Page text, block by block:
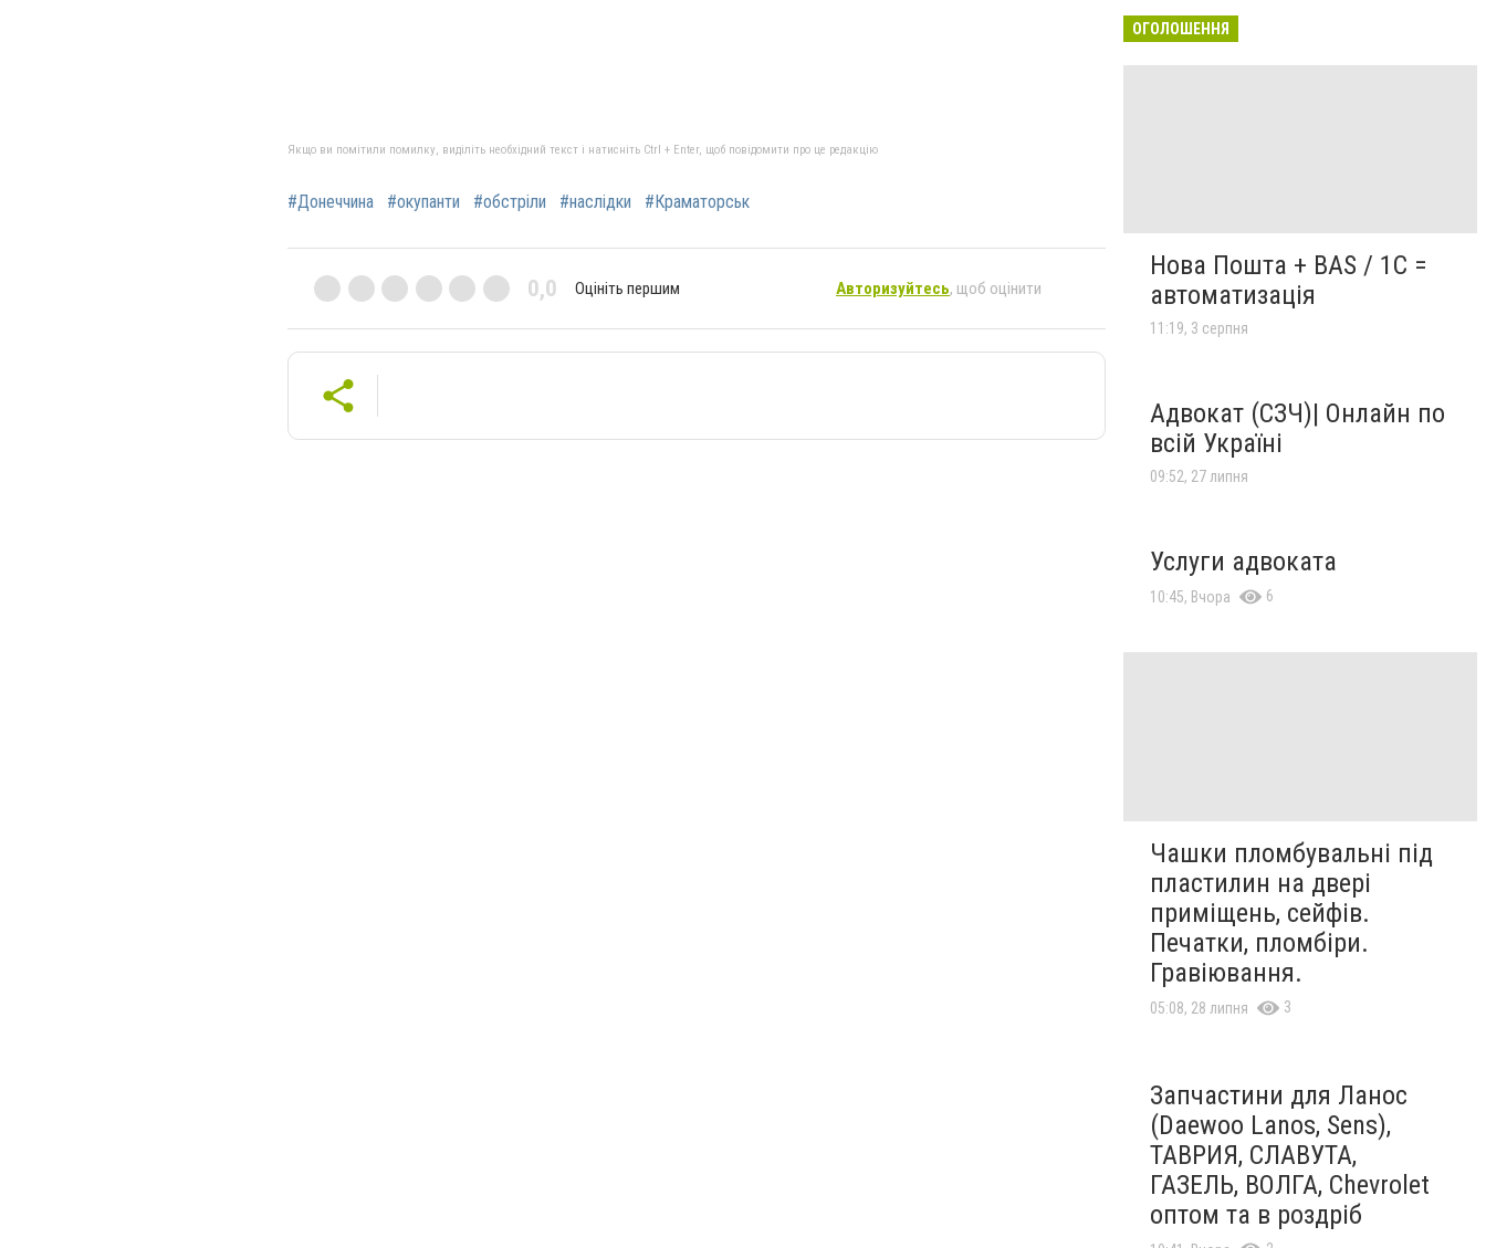
Якщо ви помітили помилку, виділіть необхідний текст і натисніть Ctrl + Enter, щоб повідомити про це редакцію
#Донеччина #окупанти #обстріли #наслідки #Краматорськ
0,0 Оцініть першим Авторизуйтесь, щоб оцінити
ОГОЛОШЕННЯ
Нова Пошта + BAS / 1C =
автоматизація
11:19, 3 серпня
Адвокат (СЗЧ)| Онлайн по
всій Україні
09:52, 27 липня
Услуги адвоката
10:45, Вчора 6
Чашки пломбувальні під
пластилин на двері
приміщень, сейфів.
Печатки, пломбіри.
Гравіювання.
05:08, 28 липня 3
Запчастини для Ланос
(Daewoo Lanos, Sens),
ТАВРИЯ, СЛАВУТА,
ГАЗЕЛЬ, ВОЛГА, Chevrolet
оптом та в роздріб